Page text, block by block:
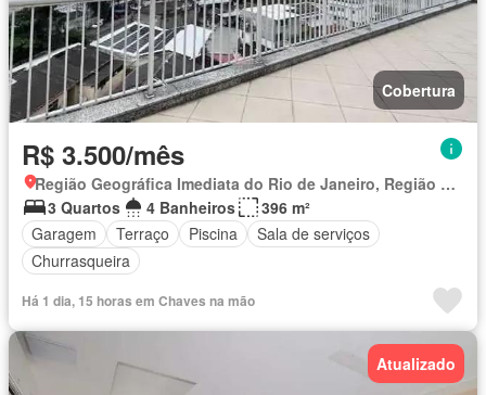
Cobertura
R$ 3.500/mês
Região Geográfica Imediata do Rio de Janeiro, Região Metropolitana do Rio de Janeiro
3 Quartos
4 Banheiros
396 m²
Garagem
Terraço Piscina
Sala de serviços
Churrasqueira
Há 1 dia, 15 horas em Chaves na mão
Atualizado